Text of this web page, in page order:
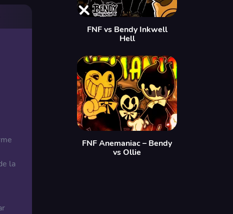
la
FNF vs Bendy Inkwell
Hell
FNF Anemaniac – Bendy
vs Ollie